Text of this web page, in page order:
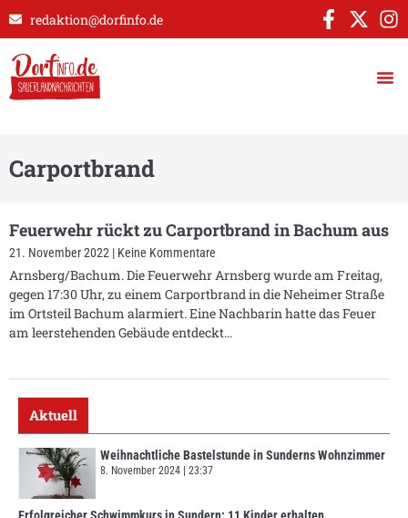
redaktion@dorfinfo.de
Carportbrand
Feuerwehr rückt zu Carportbrand in Bachum aus
21. November 2022 Keine Kommentare
Arnsberg/Bachum. Die Feuerwehr Arnsberg wurde am Freitag,
gegen 17:30 Uhr, zu einem Carportbrand in die Neheimer Straße
im Ortsteil Bachum alarmiert. Eine Nachbarin hatte das Feuer
am leerstehenden Gebäude entdeckt
Aktuell
Weihnachtliche Bastelstunde in Sunderns Wohnzimmer
8. November 2024 23:37